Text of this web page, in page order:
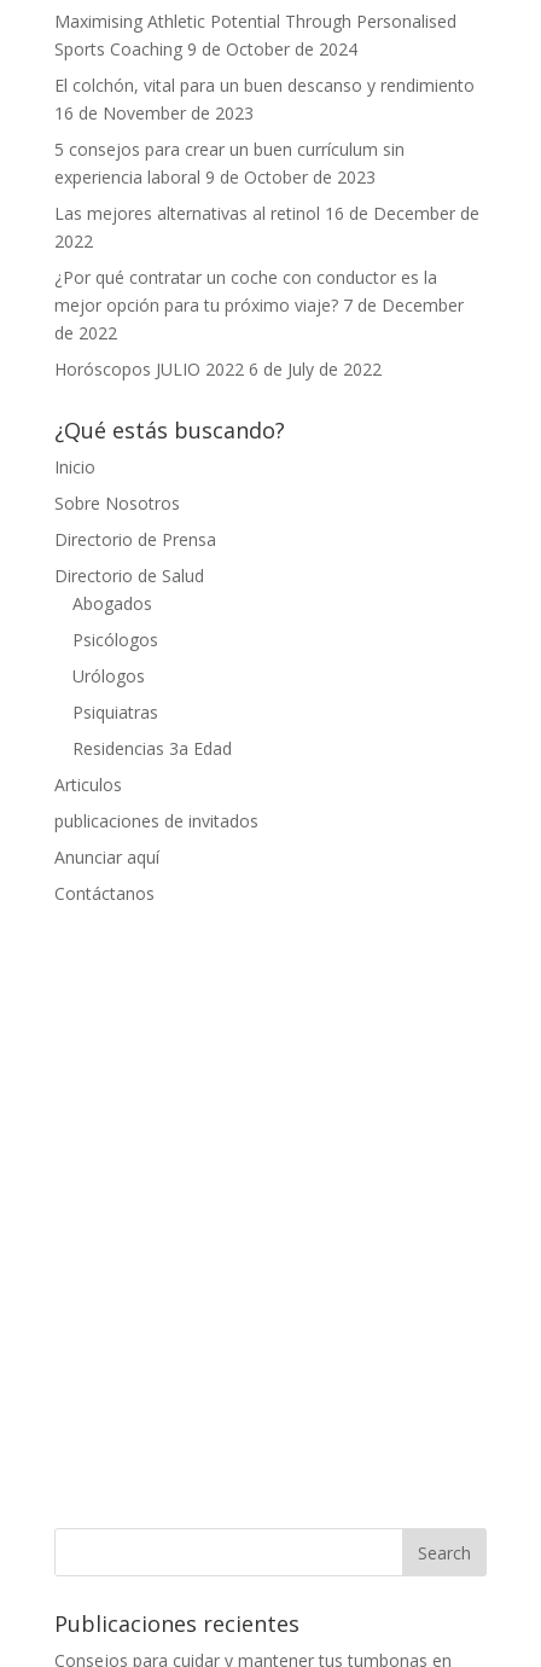
Maximising Athletic Potential Through Personalised
Sports Coaching 9 de October de 2024
El colchón, vital para un buen descanso y rendimiento
16 de November de 2023
5 consejos para crear un buen currículum sin
experiencia laboral 9 de October de 2023
Las mejores alternativas al retinol 16 de December de
2022
¿Por qué contratar un coche con conductor es la
mejor opción para tu próximo viaje? 7 de December
de 2022
Horóscopos JULIO 2022 6 de July de 2022
¿Qué estás buscando?
Inicio
Sobre Nosotros
Directorio de Prensa
Directorio de Salud
Abogados
Psicólogos
Urólogos
Psiquiatras
Residencias 3a Edad
Articulos
publicaciones de invitados
Anunciar aquí
Contáctanos
Publicaciones recientes
Consejos para cuidar y mantener tus tumbonas en